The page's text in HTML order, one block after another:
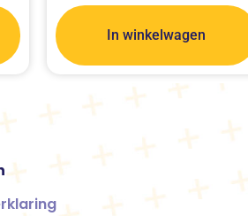
In winkelwagen